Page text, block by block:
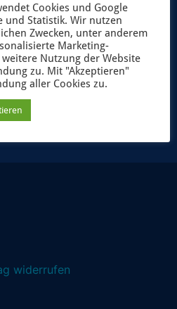
ANMELDEN
widerrufen
Cookies und Google
und Statistik. Wir nutzen
Zwecken, unter anderem
Marketing-
Nutzung der Website
zu. Mit "Akzeptieren"
aller Cookies zu.